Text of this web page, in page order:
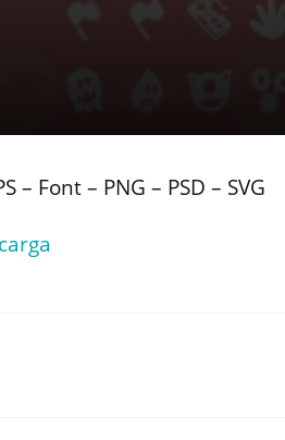
Font – PNG – PSD – SVG